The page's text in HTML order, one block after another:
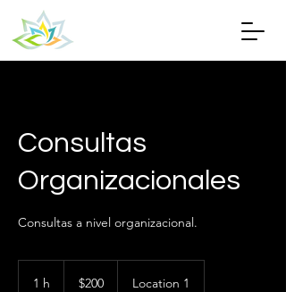
Consultas
Organizacionales
Consultas a nivel organizacional.
1 h
estadounidenses
$200 Location 1